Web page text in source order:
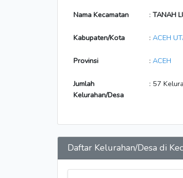
Nama Kecamatan : TANAH
Kabupaten/Kota : ACEH
Provinsi : ACEH
Jumlah
Kelurahan/Desa
: 57
Daftar Kelurahan/Desa di